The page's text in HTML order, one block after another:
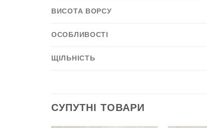
ВИСОТА ВОРСУ
ОСОБЛИВОСТІ
ЩІЛЬНІСТЬ
СУПУТНІ ТОВАРИ